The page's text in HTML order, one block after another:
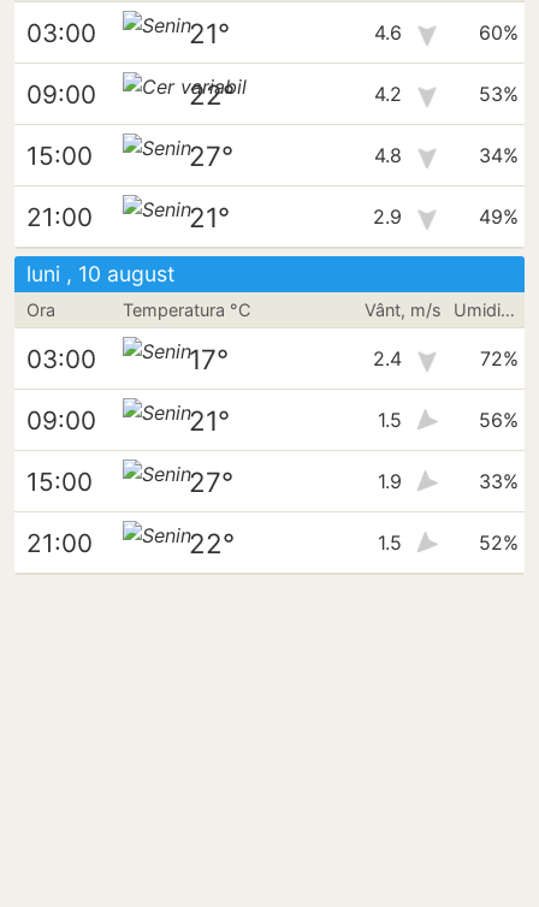
03:00 21° 4.6 60%
09:00 22° 4.2 53%
15:00 27° 4.8 34%
21:00 21° 2.9 49%
luni , 10 august
Ora Temperatura °C Vânt, m/s Umiditate
03:00 17° 2.4 72%
09:00 21° 1.5 56%
15:00 27° 1.9 33%
21:00 22° 1.5 52%